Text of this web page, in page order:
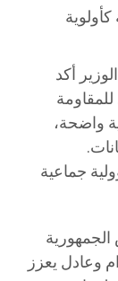
أكد
واضحة،
جماعية
وعادل يعزز